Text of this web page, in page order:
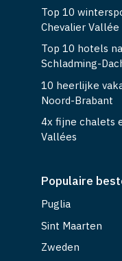
Top 10
Chevalier Vallée
Top 10 hotels
Schladming-
10 heerlijke
Noord-Brabant
4x fijne chalets
Vallées
Populaire
Puglia
Sint Maarten
Zweden